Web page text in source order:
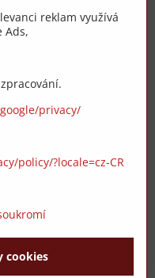
Zásady ochrany soukromí
reklam využívá
Ads,
privacy/
policy/?locale=cz-CR
cookies